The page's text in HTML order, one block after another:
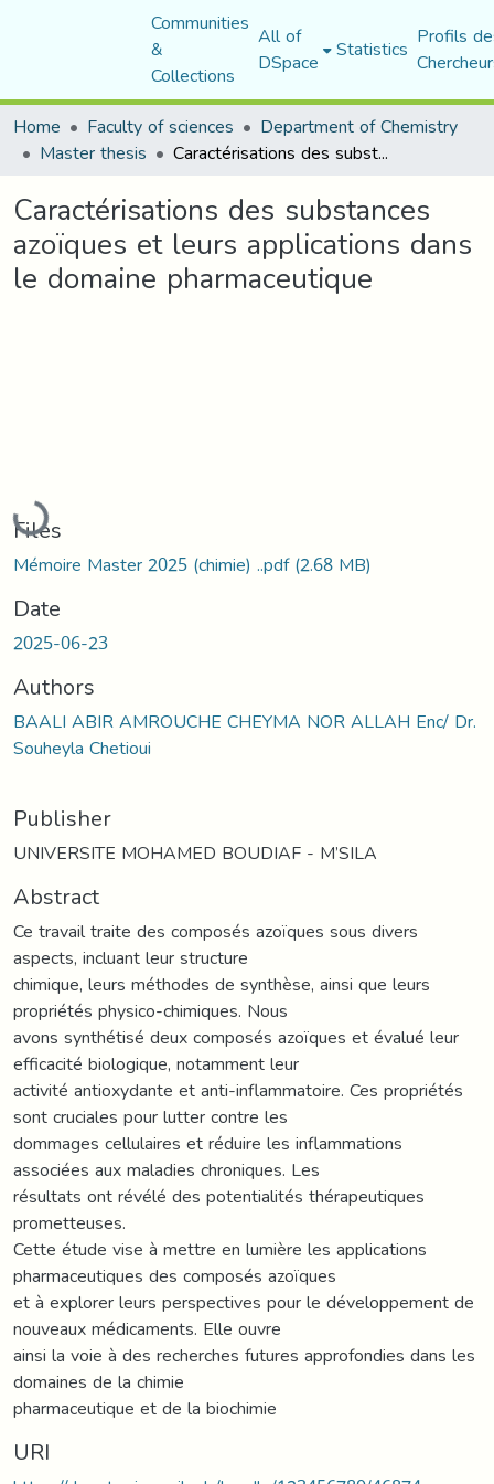
Communities
&
Collections
All of
DSpace Statistics Profils
Home
Faculty of sciences Department of Chemistry
Master thesis Caractérisations des substances azoïques et leurs applications dans le domaine pharmaceutique
Caractérisations des substances
azoïques et leurs applications dans
le domaine pharmaceutique
Loading...
Files
Mémoire Master 2025 (chimie) ..pdf(2.68 MB)
Date
2025-06-23
Authors
BAALI ABIR AMROUCHE CHEYMA NOR ALLAH Enc/ Dr.
Souheyla Chetioui
Publisher
UNIVERSITE MOHAMED BOUDIAF - M’SILA
Abstract
Ce travail traite des composés azoïques sous divers
aspects, incluant leur structure
chimique, leurs méthodes de synthèse, ainsi que leurs
propriétés physico-chimiques. Nous
avons synthétisé deux composés azoïques et évalué leur
efficacité biologique, notamment leur
activité antioxydante et anti-inflammatoire. Ces propriétés
sont cruciales pour lutter contre les
dommages cellulaires et réduire les inflammations
associées aux maladies chroniques. Les
résultats ont révélé des potentialités thérapeutiques
prometteuses.
Cette étude vise à mettre en lumière les applications
pharmaceutiques des composés azoïques
et à explorer leurs perspectives pour le développement de
nouveaux médicaments. Elle ouvre
ainsi la voie à des recherches futures approfondies dans les
domaines de la chimie
pharmaceutique et de la biochimie
URI